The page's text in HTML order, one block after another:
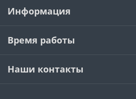
Информация
Время работы
Наши контакты